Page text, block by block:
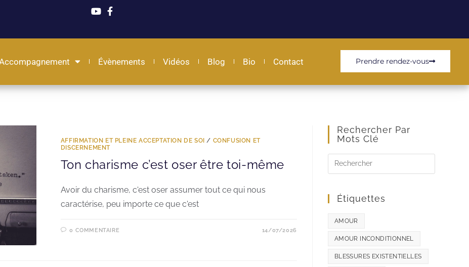
Évènements Vidéos Blog Bio Contact Prendre rendez-vous
AFFIRMATION ET PLEINE ACCEPTATION DE SOI / CONFUSION ET
DISCERNEMENT
Ton charisme c’est oser être toi-même
Avoir du charisme, c'est oser assumer tout ce qui nous
caractérise, peu importe ce que c'est
0 COMMENTAIRE 14/07/2026
Rechercher Par
Mots Clé
Étiquettes
AMOUR
AMOUR INCONDITIONNEL
BLESSURES EXISTENTIELLES